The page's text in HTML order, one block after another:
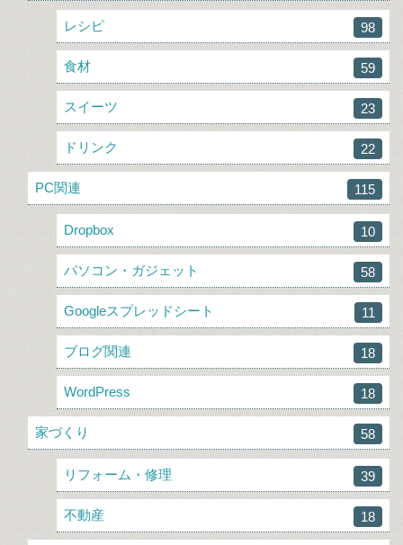
レシピ 98
食材 59
スイーツ 23
ドリンク 22
PC関連 115
Dropbox 10
パソコン・ガジェット 58
Googleスプレッドシート 11
ブログ関連 18
WordPress 18
家づくり 58
リフォーム・修理 39
不動産 18